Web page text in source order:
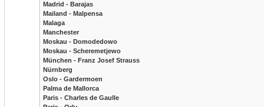
Madrid - Barajas
Mailand - Malpensa
Malaga
Manchester
Moskau - Domodedowo
Moskau - Scheremetjewo
München - Franz Josef Strauss
Nürnberg
Oslo - Gardermoen
Palma de Mallorca
Paris - Charles de Gaulle